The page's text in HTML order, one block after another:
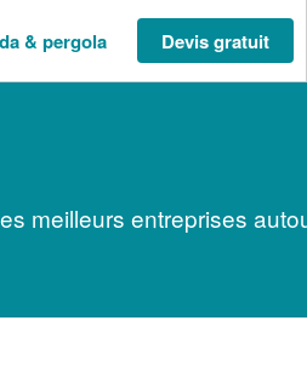
& pergola Devis gratuit
meilleurs entreprises